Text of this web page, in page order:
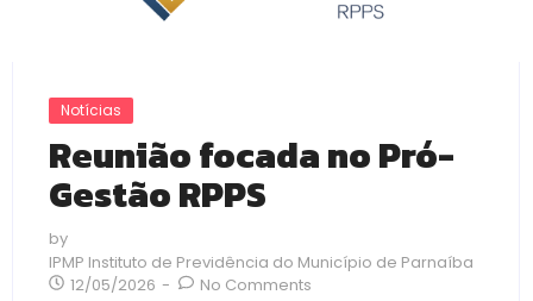
Notícias
Reunião focada no Pró-
Gestão RPPS
by
IPMP Instituto de Previdência do Município de Parnaíba
12/05/2026 - No Comments